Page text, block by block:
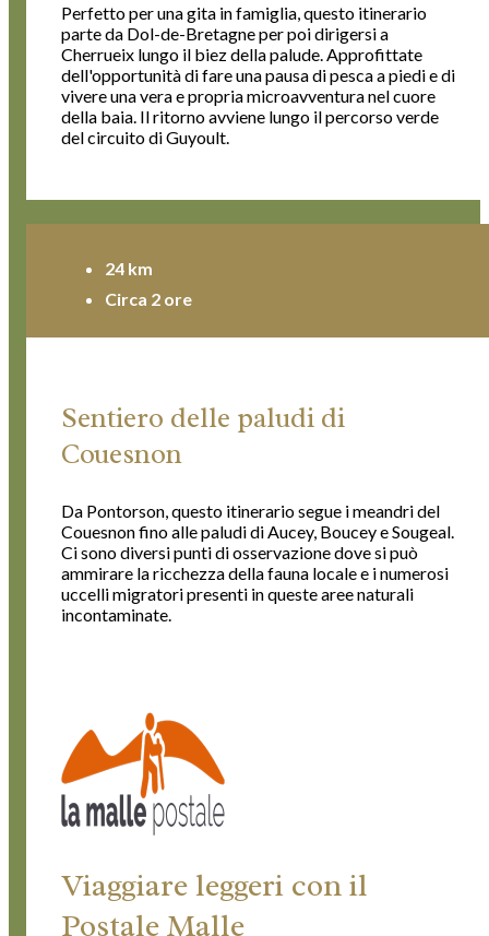
Perfetto per una gita in famiglia, questo itinerario
parte da Dol-de-Bretagne per poi dirigersi a
Cherrueix lungo il biez della palude. Approfittate
dell'opportunità di fare una pausa di pesca a piedi e di
vivere una vera e propria microavventura nel cuore
della baia. Il ritorno avviene lungo il percorso verde
del circuito di Guyoult.
24 km
Circa 2 ore
Sentiero delle paludi di
Couesnon
Da Pontorson, questo itinerario segue i meandri del
Couesnon fino alle paludi di Aucey, Boucey e Sougeal.
Ci sono diversi punti di osservazione dove si può
ammirare la ricchezza della fauna locale e i numerosi
uccelli migratori presenti in queste aree naturali
incontaminate.
Viaggiare leggeri con il
Postale Malle